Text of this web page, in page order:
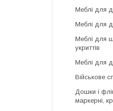
Меблі для
Меблі для
Меблі для
укриттів
Меблі для
Військове
Дошки і
маркерні,